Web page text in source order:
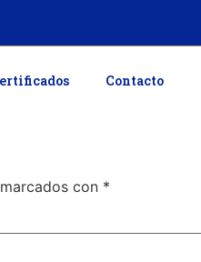
Contacto
con *